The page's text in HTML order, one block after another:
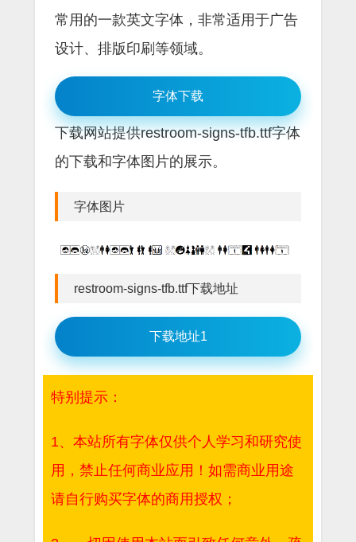
常用的一款英文字体，非常适用于广告
设计、排版印刷等领域。
字体下载
下载网站提供restroom-signs-tfb.ttf字体
的下载和字体图片的展示。
字体图片
restroom-signs-tfb.ttf下载地址
下载地址1
特别提示：
1、本站所有字体仅供个人学习和研究使
用，禁止任何商业应用！如需商业用途
请自行购买字体的商用授权；